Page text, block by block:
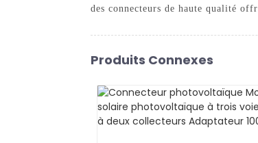
des connecteurs de haute qualité
Produits Connexes